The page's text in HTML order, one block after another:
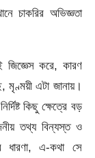
চাকরির অভিজ্ঞতা
করে, কারণ
মৃণ্ময়ী এটা জানায়।
কিছু ক্ষেত্রে বড়
তথ্য বিন্যস্ত ও
ধারণা, এ-কথা সে